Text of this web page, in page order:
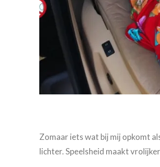
Zomaar iets wat bij mij opkomt
lichter. Speelsheid maakt